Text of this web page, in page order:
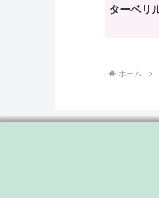
ターベリ
ホーム